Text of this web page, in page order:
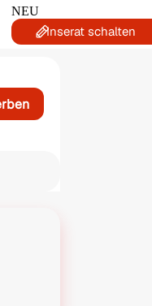
NEU
Inserat schalten